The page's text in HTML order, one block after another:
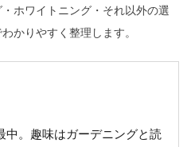
・ホワイトニング・それ以外の選
かりやすく整理します。
中。趣味はガーデニングと読